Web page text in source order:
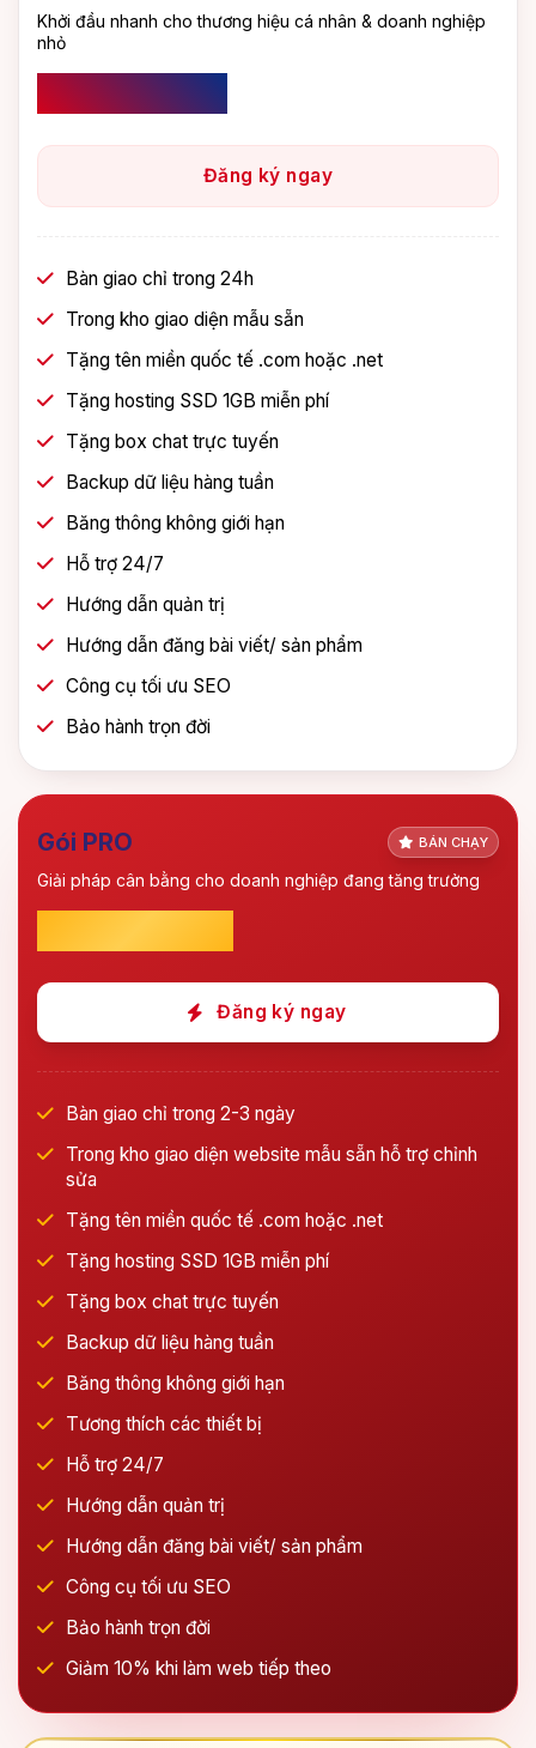
Khởi đầu nhanh cho thương hiệu cá nhân & doanh nghiệp
nhỏ
1.100.000
Đăng ký ngay
Bàn giao chỉ trong 24h
Trong kho giao diện mẫu sẵn
Tặng tên miền quốc tế .com hoặc .net
Tặng hosting SSD 1GB miễn phí
Tặng box chat trực tuyến
Backup dữ liệu hàng tuần
Băng thông không giới hạn
Hỗ trợ 24/7
Hướng dẫn quản trị
Hướng dẫn đăng bài viết/ sản phẩm
Công cụ tối ưu SEO
Bảo hành trọn đời
Gói PRO BÁN CHẠY
Giải pháp cân bằng cho doanh nghiệp đang tăng trưởng
Đăng ký ngay
Bàn giao chỉ trong 2-3 ngày
Trong kho giao diện website mẫu sẵn hỗ trợ chỉnh
sửa
Tặng tên miền quốc tế .com hoặc .net
Tặng hosting SSD 1GB miễn phí
Tặng box chat trực tuyến
Backup dữ liệu hàng tuần
Băng thông không giới hạn
Tương thích các thiết bị
Hỗ trợ 24/7
Hướng dẫn quản trị
Hướng dẫn đăng bài viết/ sản phẩm
Công cụ tối ưu SEO
Bảo hành trọn đời
Giảm 10% khi làm web tiếp theo